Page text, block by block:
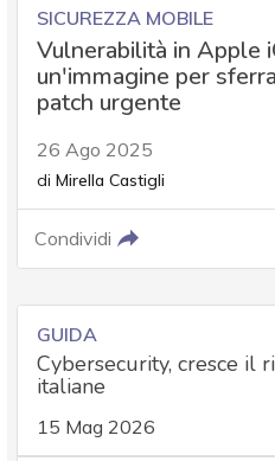
SICUREZZA MOBILE
Vulnerabilità in Apple
un'immagine per
patch urgente
26 Ago 2025
di Mirella Castigli
Condividi
GUIDA
Cybersecurity, cresce il
italiane
15 Mag 2026